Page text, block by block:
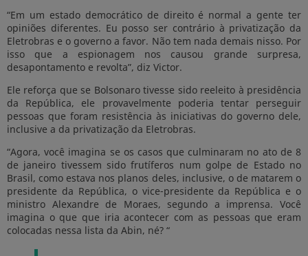
“Em um estado democrático de direito é normal a gente ter
opiniões diferentes. Eu posso ser contrário à privatização da
Eletrobras e o governo a favor. Não tem nada demais nisso. Por
isso que a espionagem nos causou grande surpresa,
desapontamento e revolta”, diz Victor.
Ele reforça que se Bolsonaro tivesse sido reeleito à presidência
da República, ele provavelmente poderia tentar perseguir
pessoas que foram resistência às iniciativas do governo dele,
inclusive a da privatização da Eletrobras.
“Agora, você imagina se os casos que culminaram no ato de 8
de janeiro tivessem sido frutíferos num golpe de Estado no
Brasil, como estava nos planos deles, inclusive, o de matarem o
presidente da República, o vice-presidente da República e o
ministro Alexandre de Moraes, segundo a imprensa. Você
imagina o que que iria acontecer com as pessoas que eram
colocadas nessa lista da Abin, né? “